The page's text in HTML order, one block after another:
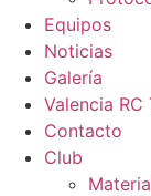
Equipos
Noticias
Galería
Valencia RC
Contacto
Club